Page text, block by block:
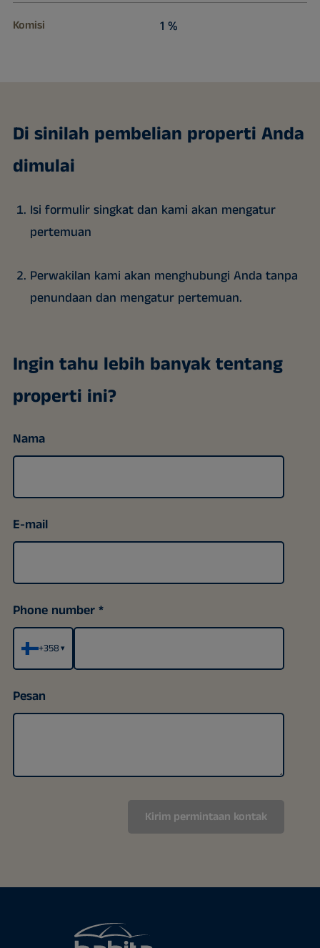
Komisi 1 %
Di sinilah pembelian properti Anda
dimulai
Isi formulir singkat dan kami akan mengatur
pertemuan
Perwakilan kami akan menghubungi Anda tanpa
penundaan dan mengatur pertemuan.
Ingin tahu lebih banyak tentang
properti ini?
Nama
E-mail
Phone number
+358▾
Pesan